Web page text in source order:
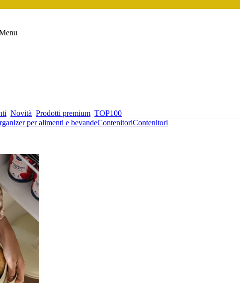
Novità Prodotti premium TOP100
per alimenti e bevandeContenitoriContenitori